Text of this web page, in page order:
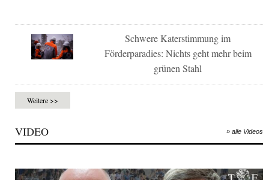
Schwere Katerstimmung im
Förderparadies: Nichts geht mehr beim
grünen Stahl
Weitere >>
VIDEO » alle Videos